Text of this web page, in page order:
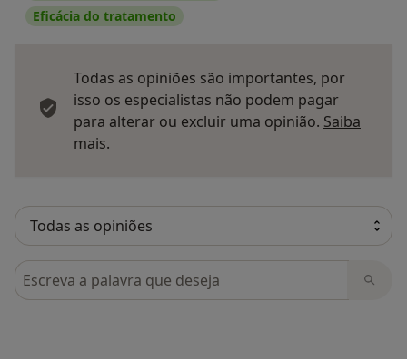
Eficácia do tratamento
Todas as opiniões são importantes, por
isso os especialistas não podem pagar
para alterar ou excluir uma opinião. Saiba
mais.
Pesquisar em opiniões